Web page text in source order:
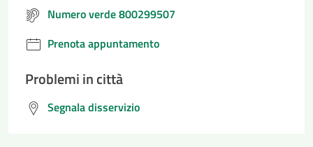
Numero verde 800299507
Prenota appuntamento
Problemi in città
Segnala disservizio